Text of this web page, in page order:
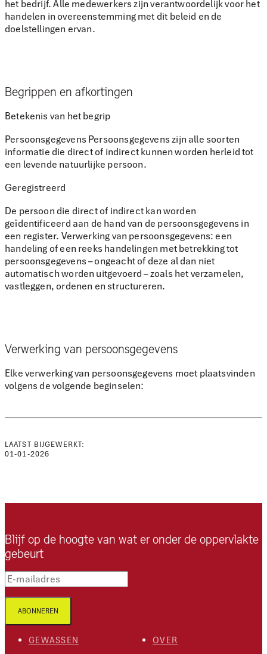
het bedrijf. Alle medewerkers zijn verantwoordelijk voor het
handelen in overeenstemming met dit beleid en de
doelstellingen ervan.
Begrippen en afkortingen
Betekenis van het begrip
Persoonsgegevens Persoonsgegevens zijn alle soorten
informatie die direct of indirect kunnen worden herleid tot
een levende natuurlijke persoon.
Geregistreerd
De persoon die direct of indirect kan worden
geïdentificeerd aan de hand van de persoonsgegevens in
een register. Verwerking van persoonsgegevens: een
handeling of een reeks handelingen met betrekking tot
persoonsgegevens – ongeacht of deze al dan niet
automatisch worden uitgevoerd – zoals het verzamelen,
vastleggen, ordenen en structureren.
Verwerking van persoonsgegevens
Elke verwerking van persoonsgegevens moet plaatsvinden
volgens de volgende beginselen:
LAATST BIJGEWERKT:
01-01-2026
GEWASSEN
OVER
Blijf op de hoogte van wat er onder de oppervlakte
gebeurt
E-mailadres
ABONNEREN